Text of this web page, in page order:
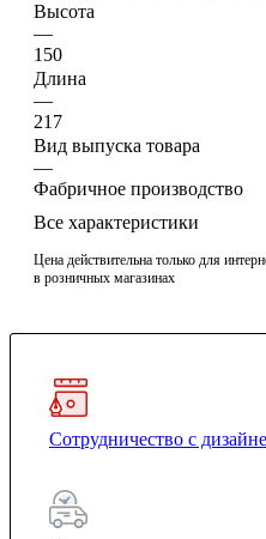
Высота
—
150
Длина
—
217
Вид выпуска товара
—
Фабричное производство
Все характеристики
Цена действительна только для
в розничных магазинах
Сотрудничество с